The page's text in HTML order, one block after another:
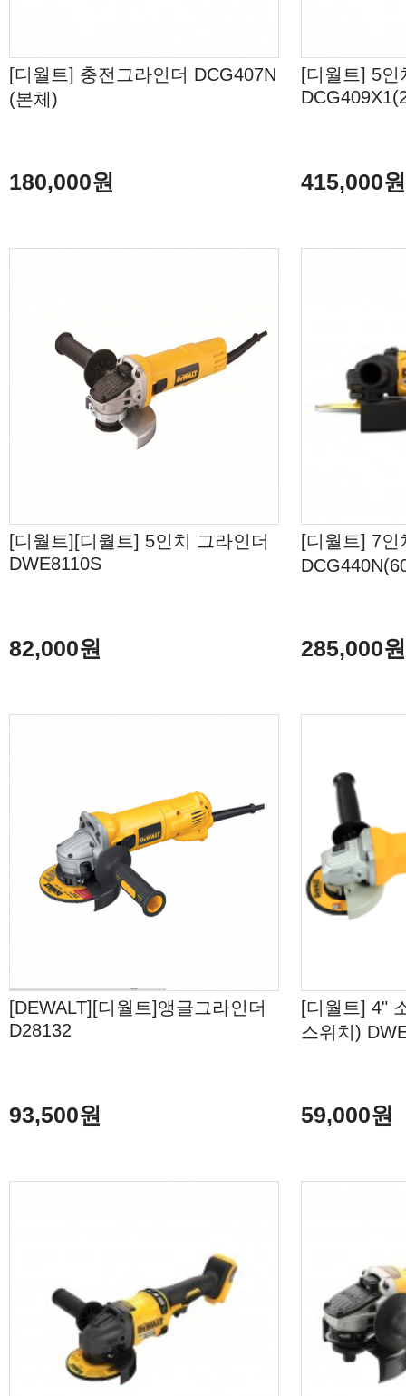
[디월트] 충전그라인더 DCG407N
(본체)
180,000원
[디월트] 5
415,000원
[디월트][디월트] 5인치 그라인더
DWE8110S
82,000원
[디월트] 7
285,000원
[DEWALT][디월트]앵글그라인더
D28132
93,500원
[디월트] 4"
스위치)
59,000원